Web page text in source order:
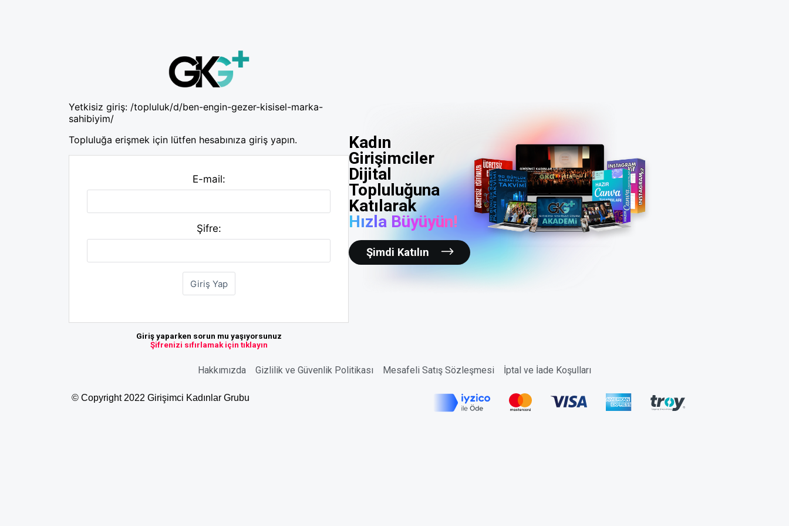
Yetkisiz giriş: /topluluk/d/ben-engin-gezer-kisisel-marka-
sahibiyim/
Topluluğa erişmek için lütfen hesabınıza giriş yapın.
E-mail:
Şifre:
Giriş yaparken sorun mu yaşıyorsunuz
Şifrenizi sıfırlamak için tıklayın
Kadın
Girişimciler
Dijital
Topluluğuna
Katılarak
Hızla Büyüyün!
Şimdi Katılın
Hakkımızda Gizlilik ve Güvenlik Politikası Mesafeli Satış Sözleşmesi İptal ve İade Koşulları
© Copyright 2022 Girişimci Kadınlar Grubu